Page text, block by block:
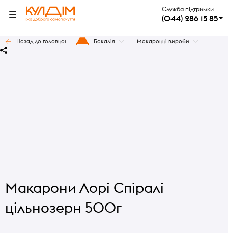
Служба підтримки
(044) 286 15 85
Назад до головної Бакалія Макаронні вироби
Макарони Лорі Спіралі
цільнозерн 500г